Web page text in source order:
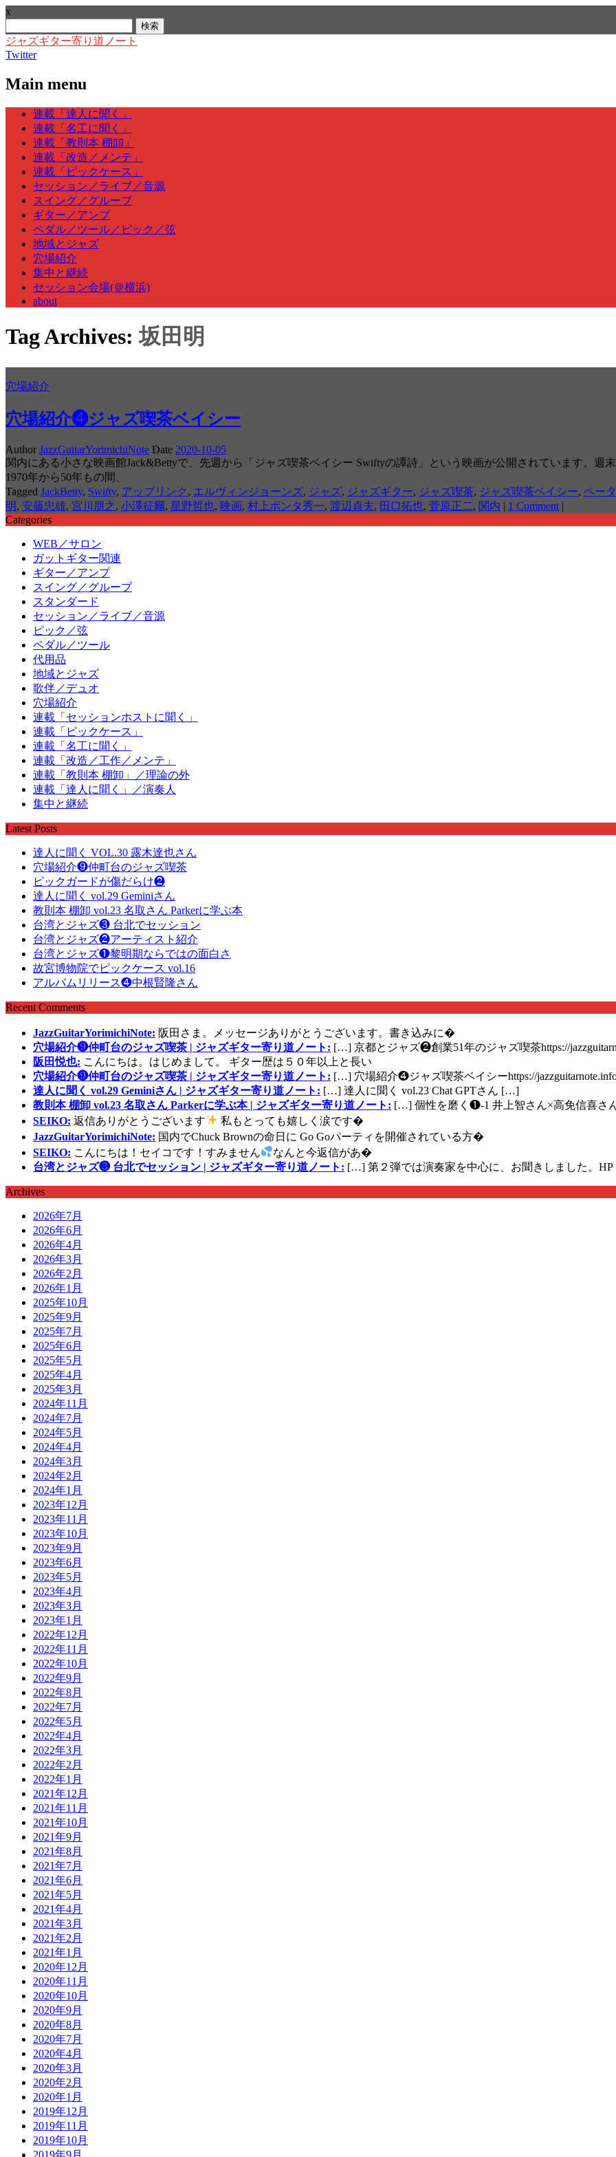
x
索:
ジャズギター寄り道ノート
Twitter
Main menu
Skip
content
連載「達人に聞く」
連載「名工に聞く」
連載「教則本 棚卸」
連載「改造／メンテ」
連載「ピックケース」
セッション／ライブ／音源
スイング／グルーブ
ギター／アンプ
ペダル／ツール／ピック／弦
地域とジャズ
穴場紹介
集中と継続
セッション会場(＠横浜)
about
Tag Archives:坂田明
穴場紹介
穴場紹介❹ジャズ喫茶ベイシー
Author JazzGuitarYorimichiNote Date 2020-10-05
関内にある小さな映画館Jack&Bettyで、先週から「ジャズ喫茶ベイシー Swiftyの譚詩」という映画が公開されています。週
1970年から50年もの間、
Tagged JackBetty, Swifty, アップリンク , エルヴィンジョーンズ, ジャズ, ジャズギター, ジャズ喫茶, ジャズ喫茶ベイシー, ペー
明, 安藤忠雄, 宮川朋之, 小澤征爾, 星野哲也, 映画, 村上ポンタ秀一, 渡辺貞夫, 田口拓也, 菅原正二, 関内 | 1 Comment |
Categories
WEB／サロン
ガットギター関連
ギター／アンプ
スイング／グルーブ
スタンダード
セッション／ライブ／音源
ピック／弦
ペダル／ツール
代用品
地域とジャズ
歌伴／デュオ
穴場紹介
連載「セッションホストに聞く」
連載「ピックケース」
連載「名工に聞く」
連載「改造／工作／メンテ」
連載「教則本 棚卸」／理論の外
連載「達人に聞く」／演奏人
集中と継続
Latest Posts
達人に聞く VOL.30 露木達也さん
穴場紹介❾仲町台のジャズ喫茶
ピックガードが傷だらけ❷
達人に聞く vol.29 Geminiさん
教則本 棚卸 vol.23 名取さん Parkerに学ぶ本
台湾とジャズ❸ 台北でセッション
台湾とジャズ❷アーティスト紹介
台湾とジャズ❶黎明期ならではの面白さ
故宮博物院でピックケース vol.16
アルバムリリース❹中根賢隆さん
Recent Comments
JazzGuitarYorimichiNote: 阪田さま。メッセージありがとうございます。書き込みに�
穴場紹介❾仲町台のジャズ喫茶 | ジャズギター寄り道ノート: […] 京都とジャズ❷創業51年のジャズ喫茶https://
阪田悦也: こんにちは。はじめまして。 ギター歴は５０年以上と長い
穴場紹介❾仲町台のジャズ喫茶 | ジャズギター寄り道ノート: […] 穴場紹介❹ジャズ喫茶ベイシーhttps://
達人に聞く vol.29 Geminiさん | ジャズギター寄り道ノート: […] 達人に聞く vol.23 Chat GPTさん […]
教則本 棚卸 vol.23 名取さん Parkerに学ぶ本 | ジャズギター寄り道ノート: […] 個性を磨く❶-1 井上智さん×高免信喜さん
SEIKO: 返信ありがとうございます
私もとっても嬉しく涙です�
JazzGuitarYorimichiNote: 国内でChuck Brownの命日に Go Goパーティを開催されている方�
SEIKO: こんにちは！セイコです！すみません
なんと今返信があ�
台湾とジャズ❸ 台北でセッション | ジャズギター寄り道ノート: […] 第２弾では演奏家を中心に、お聞きしました。
Archives
2026年7月
2026年6月
2026年4月
2026年3月
2026年2月
2026年1月
2025年10月
2025年9月
2025年7月
2025年6月
2025年5月
2025年4月
2025年3月
2024年11月
2024年7月
2024年5月
2024年4月
2024年3月
2024年2月
2024年1月
2023年12月
2023年11月
2023年10月
2023年9月
2023年6月
2023年5月
2023年4月
2023年3月
2023年1月
2022年12月
2022年11月
2022年10月
2022年9月
2022年8月
2022年7月
2022年5月
2022年4月
2022年3月
2022年2月
2022年1月
2021年12月
2021年11月
2021年10月
2021年9月
2021年8月
2021年7月
2021年6月
2021年5月
2021年4月
2021年3月
2021年2月
2021年1月
2020年12月
2020年11月
2020年10月
2020年9月
2020年8月
2020年7月
2020年4月
2020年3月
2020年2月
2020年1月
2019年12月
2019年11月
2019年10月
2019年9月